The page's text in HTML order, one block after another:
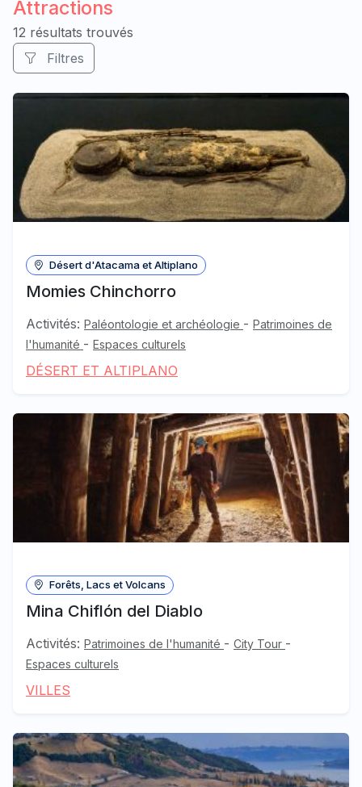
Attractions
12 résultats trouvés
Filtres
Désert d'Atacama et Altiplano
Momies Chinchorro
Activités: Paléontologie et archéologie - Patrimoines de
l'humanité - Espaces culturels
DÉSERT ET ALTIPLANO
Forêts, Lacs et Volcans
Mina Chiflón del Diablo
Activités: Patrimoines de l'humanité - City Tour -
Espaces culturels
VILLES